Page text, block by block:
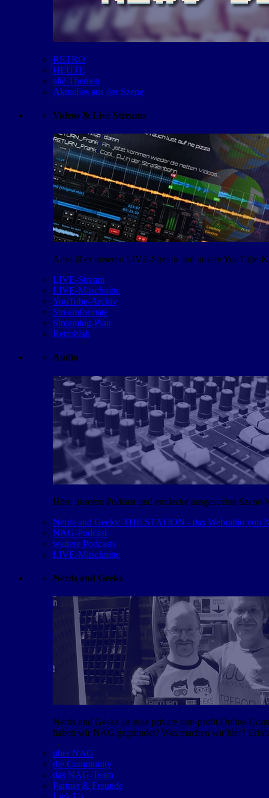
RETRO
HEUTE
alle Themen
Aktuelles aus der Szene
Videos & Live Streams
Alles über unseren LIVE-Stream und unsere YouTube-
LIVE-Stream
LIVE-Mitschnitte
YouTube-Archiv
Streamformate
Streaming-Plan
Retroblah
Audio
Höre unseren Podcast und entdecke ausgesuchte Szene-
Nerds and Geeks: THE STATION - das Webradio von
NAG-Podcast
weitere Podcasts
LIVE-Mitschnitte
Nerds and Geeks
Nerds and Geeks ist eine private non-profit Online-
haben wir NAG gegründet? Was machen wir hier?
über NAG
die Community
das NAG-Team
Partner & Freunde